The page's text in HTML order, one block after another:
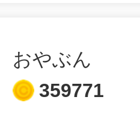
おやぶん
359771
シモキ